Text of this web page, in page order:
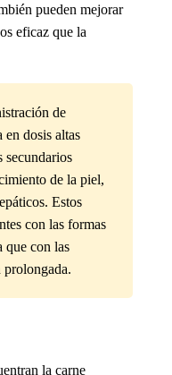
pueden mejorar
eficaz que la
de
en dosis altas
secundarios
de la piel,
Estos
con las formas
que con las
prolongada.
la carne